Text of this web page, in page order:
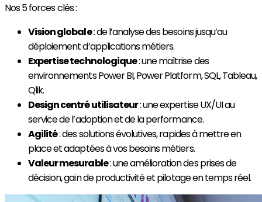
Nos 5 forces clés :
Vision globale: de l’analyse des besoins jusqu’au
déploiement d’applications métiers.
Expertise technologique: une maîtrise des
environnements Power BI, Power Platform, SQL, Tableau,
Qlik.
Design centré utilisateur: une expertise UX/UI au
service de l’adoption et de la performance.
Agilité: des solutions évolutives, rapides à mettre en
place et adaptées à vos besoins métiers.
Valeur mesurable: une amélioration des prises de
décision, gain de productivité et pilotage en temps réel.